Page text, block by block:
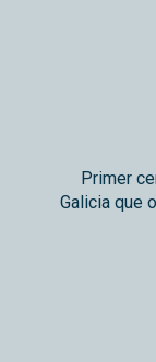
Primer
Galicia que